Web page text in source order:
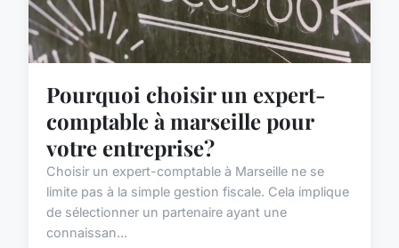
Pourquoi choisir un expert-
comptable à marseille pour
votre entreprise?
Choisir un expert-comptable à Marseille ne se
limite pas à la simple gestion fiscale. Cela implique
de sélectionner un partenaire ayant une
connaissan...